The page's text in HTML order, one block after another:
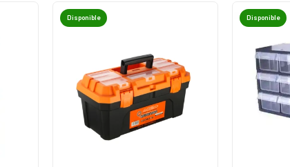
Disponible Disponible